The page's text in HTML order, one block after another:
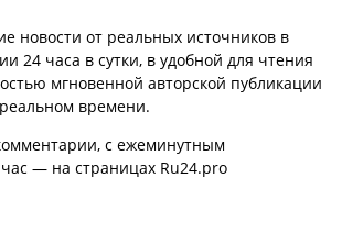
новости от реальных источников в
24 часа в сутки, в удобной для чтения
мгновенной авторской публикации
времени.
с ежеминутным
— на страницах Ru24.pro